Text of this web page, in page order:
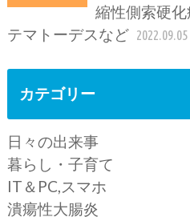
縮性側索硬化
テマトーデスなど 2022.09.05
カテゴリー
日々の出来事
暮らし・子育て
IT＆PC,スマホ
潰瘍性大腸炎